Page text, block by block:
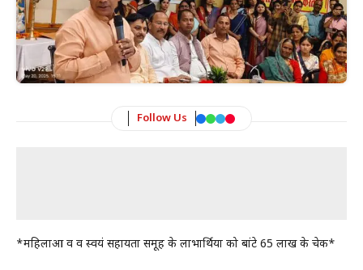
Follow Us
*महिलाओं व व स्वयं सहायता समूह के लाभार्थियों को बांटे 65 लाख के चेक*